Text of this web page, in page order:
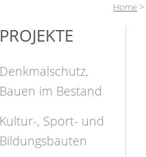
Home >
PROJEKTE
Denkmalschutz,
Bauen im Bestand
Kultur-, Sport- und
Bildungsbauten